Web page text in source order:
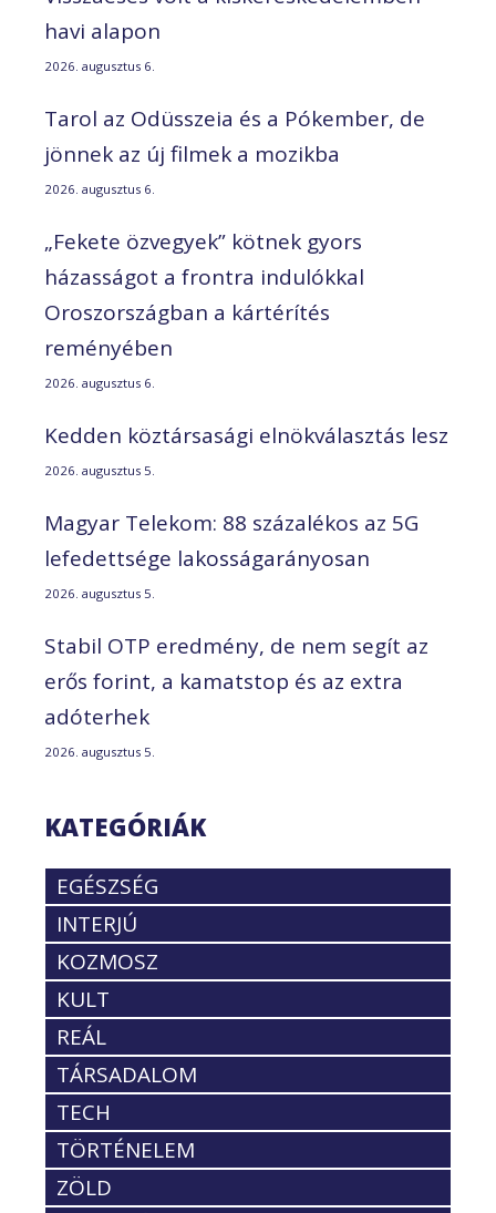
havi alapon
2026. augusztus 6.
Tarol az Odüsszeia és a Pókember, de
jönnek az új filmek a mozikba
2026. augusztus 6.
„Fekete özvegyek” kötnek gyors
házasságot a frontra indulókkal
Oroszországban a kártérítés
reményében
2026. augusztus 6.
Kedden köztársasági elnökválasztás lesz
2026. augusztus 5.
Magyar Telekom: 88 százalékos az 5G
lefedettsége lakosságarányosan
2026. augusztus 5.
Stabil OTP eredmény, de nem segít az
erős forint, a kamatstop és az extra
adóterhek
2026. augusztus 5.
KATEGÓRIÁK
EGÉSZSÉG
INTERJÚ
KOZMOSZ
KULT
REÁL
TÁRSADALOM
TECH
TÖRTÉNELEM
ZÖLD